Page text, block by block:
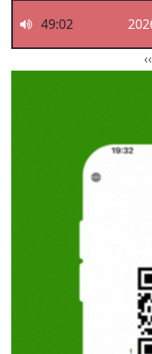
49:02
الصفحة التالية
››